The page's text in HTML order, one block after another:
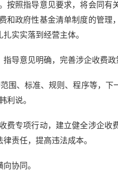
照指导意见要求，将会同有
政府性基金清单制度的管理
实实落到经营主体。
意见明确，完善涉企收费政
、标准、规则、程序等，下
利说。
专项行动，建立健全涉企收
责任，提高违法成本。
协同。